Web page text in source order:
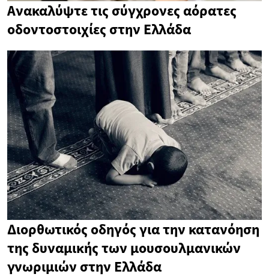
Ανακαλύψτε τις σύγχρονες αόρατες
οδοντοστοιχίες στην Ελλάδα
Διορθωτικός οδηγός για την κατανόηση
της δυναμικής των μουσουλμανικών
γνωριμιών στην Ελλάδα